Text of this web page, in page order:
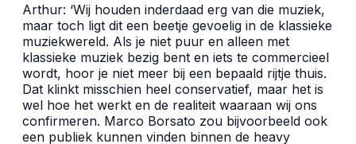
Arthur: ‘Wij houden inderdaad erg van die muziek,
maar toch ligt dit een beetje gevoelig in de klassieke
muziekwereld. Als je niet puur en alleen met
klassieke muziek bezig bent en iets te commercieel
wordt, hoor je niet meer bij een bepaald rijtje thuis.
Dat klinkt misschien heel conservatief, maar het is
wel hoe het werkt en de realiteit waaraan wij ons
confirmeren. Marco Borsato zou bijvoorbeeld ook
een publiek kunnen vinden binnen de heavy